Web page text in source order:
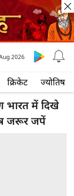
क्रिकेट ज्योतिष
2026
भारत में दिखे
जरूर जपें